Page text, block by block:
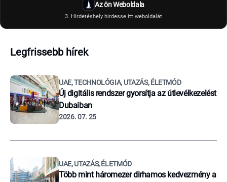
Az ön Weboldala
3. Hirdetéshely hirdesse itt weboldalát
Legfrissebb hírek
UAE, TECHNOLÓGIA, UTAZÁS, ÉLETMÓD
Új digitális rendszer gyorsítja az útlevélkezelést
Dubaiban
2026. 07. 25
UAE, UTAZÁS, ÉLETMÓD
Több mint háromezer dirhamos kedvezmény a